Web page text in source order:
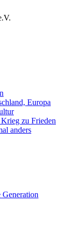
Europa
zu Frieden
anders